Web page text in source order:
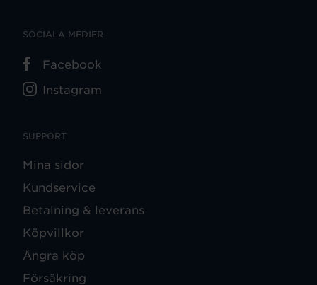
SUPPORT
Mina sidor
Kundservice
Betalning & leverans
Köpvillkor
Ångra köp
Försäkring
SOCIALA MEDIER
Facebook
Instagram